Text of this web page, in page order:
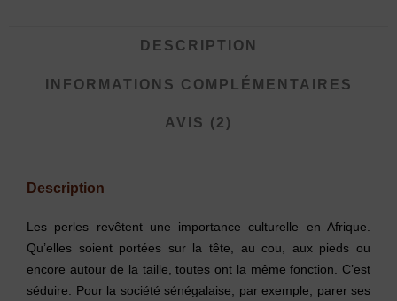
DESCRIPTION
INFORMATIONS COMPLÉMENTAIRES
AVIS (2)
Description
Les perles revêtent une importance culturelle en Afrique.
Qu’elles soient portées sur la tête, au cou, aux pieds ou
encore autour de la taille, toutes ont la même fonction. C’est
séduire. Pour la société sénégalaise, par exemple, parer ses